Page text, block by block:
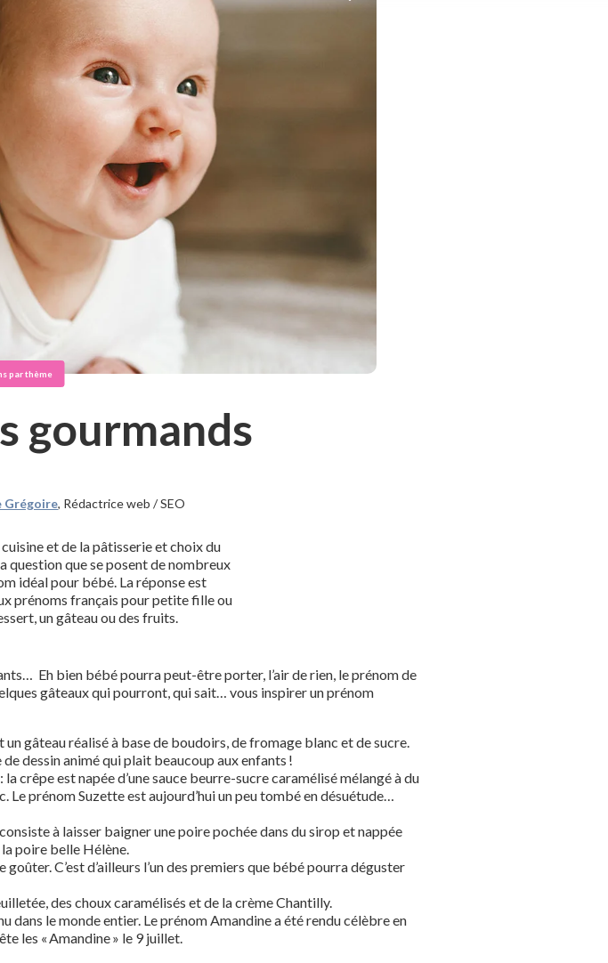
par thème
gourmands
Grégoire, Rédactrice web / SEO
et de la pâtisserie et choix du
question que se posent de nombreux
idéal pour bébé. La réponse est
prénoms français pour petite fille ou
un gâteau ou des fruits.
Eh bien bébé pourra peut-être porter, l’air de rien, le prénom de
gâteaux qui pourront, qui sait… vous inspirer un prénom
gâteau réalisé à base de boudoirs, de fromage blanc et de sucre.
dessin animé qui plait beaucoup aux enfants !
crêpe est napée d’une sauce beurre-sucre caramélisé mélangé à du
Le prénom Suzette est aujourd’hui un peu tombé en désuétude…
à laisser baigner une poire pochée dans du sirop et nappée
poire belle Hélène.
C’est d’ailleurs l’un des premiers que bébé pourra déguster
des choux caramélisés et de la crème Chantilly.
dans le monde entier. Le prénom Amandine a été rendu célèbre en
les « Amandine » le 9 juillet.